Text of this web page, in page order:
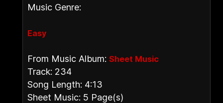
Music Genre:
Easy
From Music Album: Sheet Music
Track: 234
Song Length: 4:13
Sheet Music: 5 Page(s)